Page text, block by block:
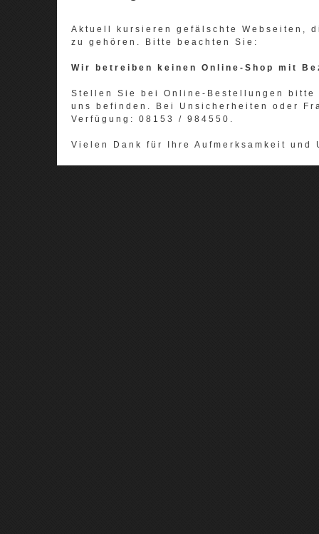
Aktuell kursieren gefälschte Webseiten,
zu gehören. Bitte beachten Sie:
Wir betreiben keinen Online-Shop mit
Stellen Sie bei Online-Bestellungen
uns befinden. Bei Unsicherheiten oder
Verfügung: 08153 / 984550.
Vielen Dank für Ihre Aufmerksamkeit und